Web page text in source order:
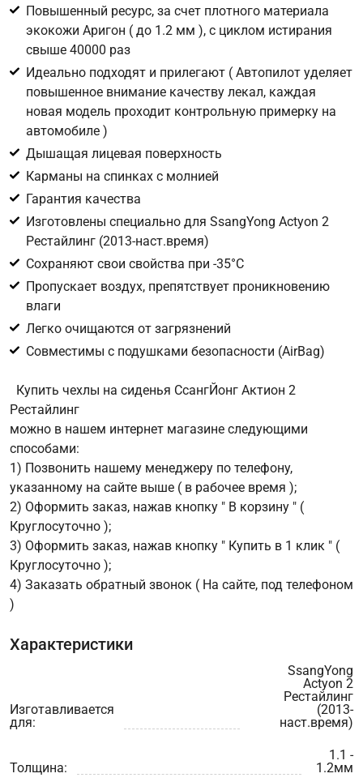
Соглашение об обработке персональных данных
Для подтверждения своего согласия на обработку ваших
персональных данных в целях исполнения запроса введите
в поле ниже цифру
Цифра с картинки
Повышенный ресурс, за счет плотного материала
экокожи Аригон ( до 1.2 мм ), с циклом истирания
свыше 40000 раз
Идеально подходят и прилегают ( Автопилот уделяет
повышенное внимание качеству лекал, каждая
новая модель проходит контрольную примерку на
автомобиле )
Дышащая лицевая поверхность
Карманы на спинках с молнией
Гарантия качества
Изготовлены специально для SsangYong Actyon 2
Рестайлинг (2013-наст.время)
Сохраняют свои свойства при -35°С
Пропускает воздух, препятствует проникновению
влаги
Легко очищаются от загрязнений
Совместимы с подушками безопасности (AirBag)
Купить чехлы на сиденья СсангЙонг Актион 2
Рестайлинг
можно в нашем интернет магазине следующими
способами:
1) Позвонить нашему менеджеру по телефону,
указанному на сайте выше ( в рабочее время );
2) Оформить заказ, нажав кнопку " В корзину " (
Круглосуточно );
3) Оформить заказ, нажав кнопку " Купить в 1 клик " (
Круглосуточно );
4) Заказать обратный звонок ( На сайте, под телефоном
)
Характеристики
Изготавливается
для:
SsangYong
Actyon 2
Рестайлинг
(2013-
наст.время)
Толщина:
1.1 -
1.2мм